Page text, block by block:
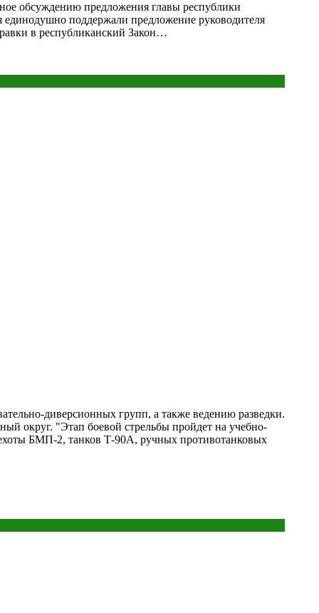
обсуждению предложения главы республики
единодушно поддержали предложение руководителя
в республиканский Закон…
диверсионных групп, а также ведению разведки.
округ. "Этап боевой стрельбы пройдет на учебно-
БМП-2, танков Т-90А, ручных противотанковых